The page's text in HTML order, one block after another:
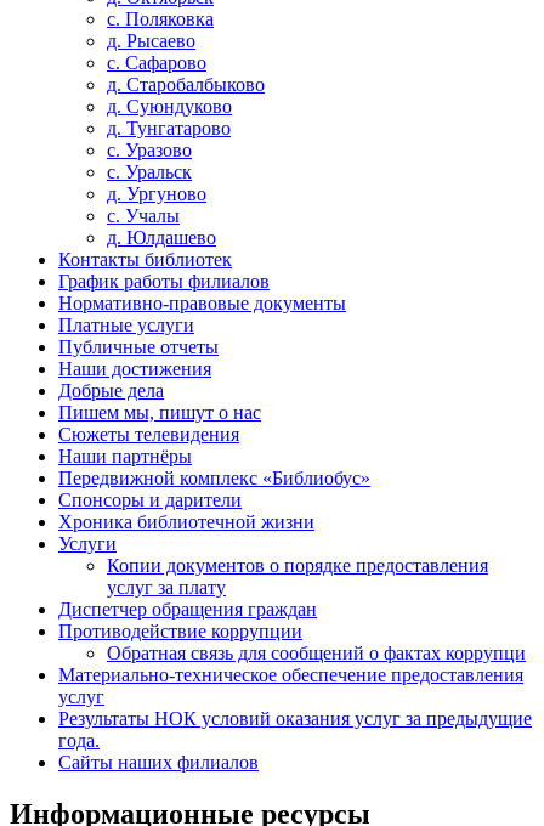
с. Поляковка
д. Рысаево
с. Сафарово
д. Старобалбыково
д. Суюндуково
д. Тунгатарово
с. Уразово
с. Уральск
д. Ургуново
с. Учалы
д. Юлдашево
Контакты библиотек
График работы филиалов
Нормативно-правовые документы
Платные услуги
Публичные отчеты
Наши достижения
Добрые дела
Пишем мы, пишут о нас
Сюжеты телевидения
Наши партнёры
Передвижной комплекс «Библиобус»
Спонсоры и дарители
Хроника библиотечной жизни
Услуги
Копии документов о порядке предоставления
услуг за плату
Диспетчер обращения граждан
Противодействие коррупции
Обратная связь для сообщений о фактах коррупци
Материально-техническое обеспечение предоставления
услуг
Результаты НОК условий оказания услуг за предыдущие
года.
Сайты наших филиалов
Информационные ресурсы